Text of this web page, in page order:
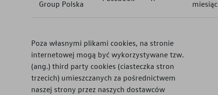
Group Polska
Poza własnymi plikami cookies, na stronie
internetowej mogą być wykorzystywane tzw.
(ang.) third party cookies (ciasteczka stron
trzecich) umieszczanych za pośrednictwem
naszej strony przez naszych dostawców